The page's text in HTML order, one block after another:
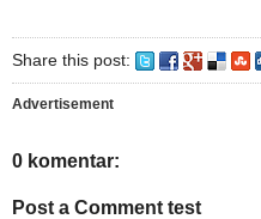
Share this post:
Advertisement
0 komentar:
Post a Comment test